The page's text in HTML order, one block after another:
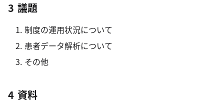
3 議題
制度の運用状況について
患者データ解析について
その他
4 資料